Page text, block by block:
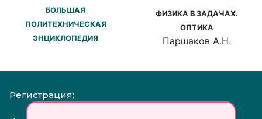
БОЛЬШАЯ
ПОЛИТЕХНИЧЕСКАЯ
ЭНЦИКЛОПЕДИЯ
ФИЗИКА В ЗАДАЧАХ.
ОПТИКА
Паршаков А.Н.
Регистрация: